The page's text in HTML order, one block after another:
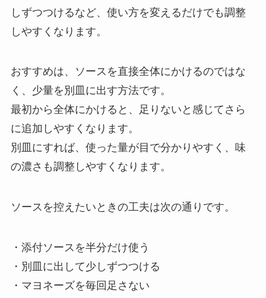
しずつつけるなど、使い方を変えるだけでも調整
しやすくなります。
おすすめは、ソースを直接全体にかけるのではな
く、少量を別皿に出す方法です。
最初から全体にかけると、足りないと感じてさら
に追加しやすくなります。
別皿にすれば、使った量が目で分かりやすく、味
の濃さも調整しやすくなります。
ソースを控えたいときの工夫は次の通りです。
・添付ソースを半分だけ使う
・別皿に出して少しずつつける
・マヨネーズを毎回足さない